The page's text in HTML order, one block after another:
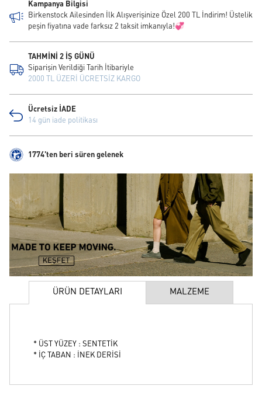
Kampanya Bilgisi
Birkenstock Ailesinden İlk Alışverişinize Özel 200 TL İndirim! Üstelik
peşin fiyatına vade farksız 2 taksit imkanıyla!💞
TAHMİNİ 2 İŞ GÜNÜ
Siparişin Verildiği Tarih İtibariyle
2000 TL ÜZERİ ÜCRETSİZ KARGO
Ücretsiz İADE
14 gün iade politikası
1774'ten beri süren gelenek
ÜRÜN DETAYLARI MALZEME
* ÜST YÜZEY : SENTETİK
* İÇ TABAN : İNEK DERİSİ